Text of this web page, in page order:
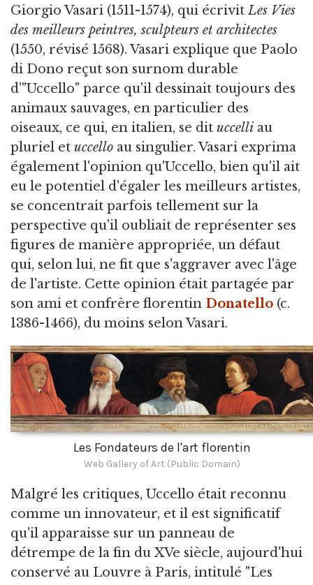
Giorgio Vasari (1511-1574), qui écrivitLes Vies
des meilleurs peintres, sculpteurs et architectes
(1550, révisé 1568). Vasari explique que Paolo
di Dono reçut son surnom durable
d'"Uccello" parce qu'il dessinait toujours des
animaux sauvages, en particulier des
oiseaux, ce qui, en italien, se dit uccelli au
pluriel et uccello au singulier. Vasari exprima
également l'opinion qu'Uccello, bien qu'il ait
eu le potentiel d'égaler les meilleurs artistes,
se concentrait parfois tellement sur la
perspective qu'il oubliait de représenter ses
figures de manière appropriée, un défaut
qui, selon lui, ne fit que s'aggraver avec l'âge
de l'artiste. Cette opinion était partagée par
son ami et confrère florentin Donatello (c.
1386-1466), du moins selon Vasari.
Les Fondateurs de l'art florentin
Web Gallery of Art (Public Domain)
Malgré les critiques, Uccello était reconnu
comme un innovateur, et il est significatif
qu'il apparaisse sur un panneau de
détrempe de la fin du XVe siècle, aujourd'hui
conservé au Louvre à Paris, intitulé "Les